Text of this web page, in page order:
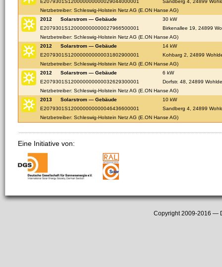
E2079301S120000000000029044000001
Sandberg 4, 24899
Netzbetreiber: Schleswig-Holstein Netz AG (E.ON Hanse AG)
2012
Solarstrom — Gebäude
30 kW
E2079301S120000000000027966500001
Birkenallee 19, 24899
Netzbetreiber: Schleswig-Holstein Netz AG (E.ON Hanse AG)
2012
Solarstrom — Gebäude
14 kW
E2079301S120000000000031802900001
Kohbarg 2, 24899
Netzbetreiber: Schleswig-Holstein Netz AG (E.ON Hanse AG)
2012
Solarstrom — Gebäude
6 kW
E2079301S120000000000032629300001
Dorfstr. 48, 24899 Wohlde
Netzbetreiber: Schleswig-Holstein Netz AG (E.ON Hanse AG)
2013
Solarstrom — Gebäude
10 kW
E2079301S120000000000046436600001
Sandberg 4, 24899
Netzbetreiber: Schleswig-Holstein Netz AG (E.ON Hanse AG)
Eine Initiative von:
Copyright 2009-2016 —